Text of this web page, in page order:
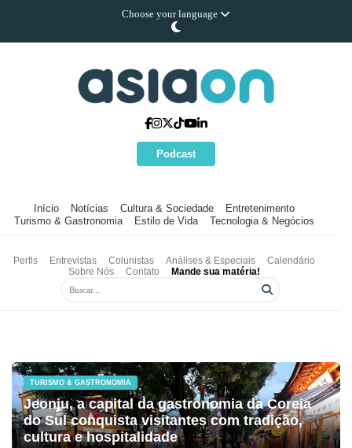
Choose your language
Podcast
Início Notícias Cultura & Sociedade
Entretenimento
Turismo & Gastronomia
Estilo de Vida Tecnologia & Negócios
Perfis Entrevistas Colunistas Análises & Especiais
Calendário
Sobre Nós
Contato Mande sua matéria!
TURISMO & GASTRONOMIA
Jeonju, a capital da gastronomia da Coreia
do Sul conquista visitantes com tradição,
cultura e hospitalidade